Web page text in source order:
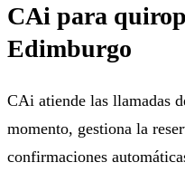
CAi para
Edimburgo
CAi atiende las llamadas
momento, gestiona la
confirmaciones